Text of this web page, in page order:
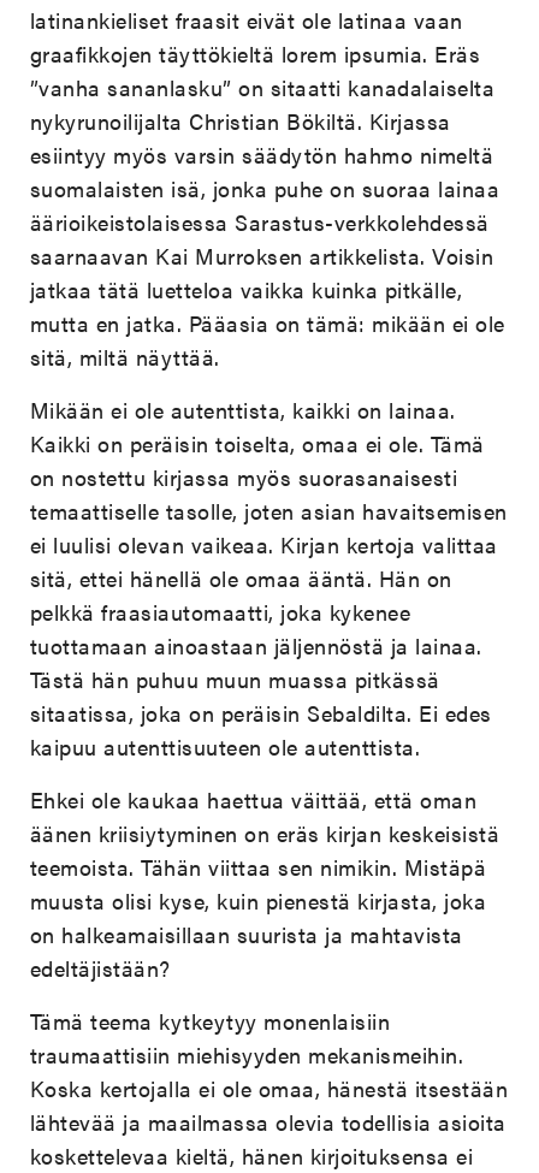
latinankieliset fraasit eivät ole latinaa vaan
graafikkojen täyttökieltä lorem ipsumia. Eräs
”vanha sananlasku” on sitaatti kanadalaiselta
nykyrunoilijalta Christian Bökiltä. Kirjassa
esiintyy myös varsin säädytön hahmo nimeltä
suomalaisten isä, jonka puhe on suoraa lainaa
äärioikeistolaisessa Sarastus-verkkolehdessä
saarnaavan Kai Murroksen artikkelista. Voisin
jatkaa tätä luetteloa vaikka kuinka pitkälle,
mutta en jatka. Pääasia on tämä: mikään ei ole
sitä, miltä näyttää.
Mikään ei ole autenttista, kaikki on lainaa.
Kaikki on peräisin toiselta, omaa ei ole. Tämä
on nostettu kirjassa myös suorasanaisesti
temaattiselle tasolle, joten asian havaitsemisen
ei luulisi olevan vaikeaa. Kirjan kertoja valittaa
sitä, ettei hänellä ole omaa ääntä. Hän on
pelkkä fraasiautomaatti, joka kykenee
tuottamaan ainoastaan jäljennöstä ja lainaa.
Tästä hän puhuu muun muassa pitkässä
sitaatissa, joka on peräisin Sebaldilta. Ei edes
kaipuu autenttisuuteen ole autenttista.
Ehkei ole kaukaa haettua väittää, että oman
äänen kriisiytyminen on eräs kirjan keskeisistä
teemoista. Tähän viittaa sen nimikin. Mistäpä
muusta olisi kyse, kuin pienestä kirjasta, joka
on halkeamaisillaan suurista ja mahtavista
edeltäjistään?
Tämä teema kytkeytyy monenlaisiin
traumaattisiin miehisyyden mekanismeihin.
Koska kertojalla ei ole omaa, hänestä itsestään
lähtevää ja maailmassa olevia todellisia asioita
koskettelevaa kieltä, hänen kirjoituksensa ei